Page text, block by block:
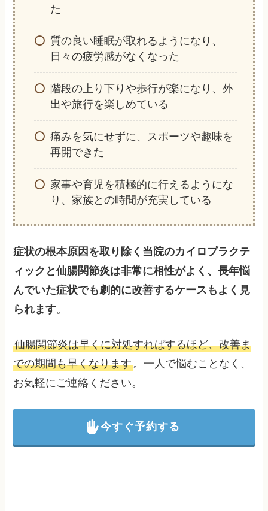
た
質の良い睡眠が取れるようになり、
日々の疲労感がなくなった
階段の上り下りや歩行が楽になり、外
出や旅行を楽しめている
痛みを気にせずに、スポーツや趣味を
再開できた
家事や育児を積極的に行えるようにな
り、家族との時間が充実している
症状の根本原因を取り除く当院のカイロプラクテ
ィックと仙腸関節炎は非常に相性がよく、長年悩
んでいた症状でも劇的に改善するケースもよく見
られます。
仙腸関節炎は早くに対処すればするほど、改善ま
での期間も早くなります。一人で悩むことなく、
お気軽にご連絡ください。
今すぐ予約する